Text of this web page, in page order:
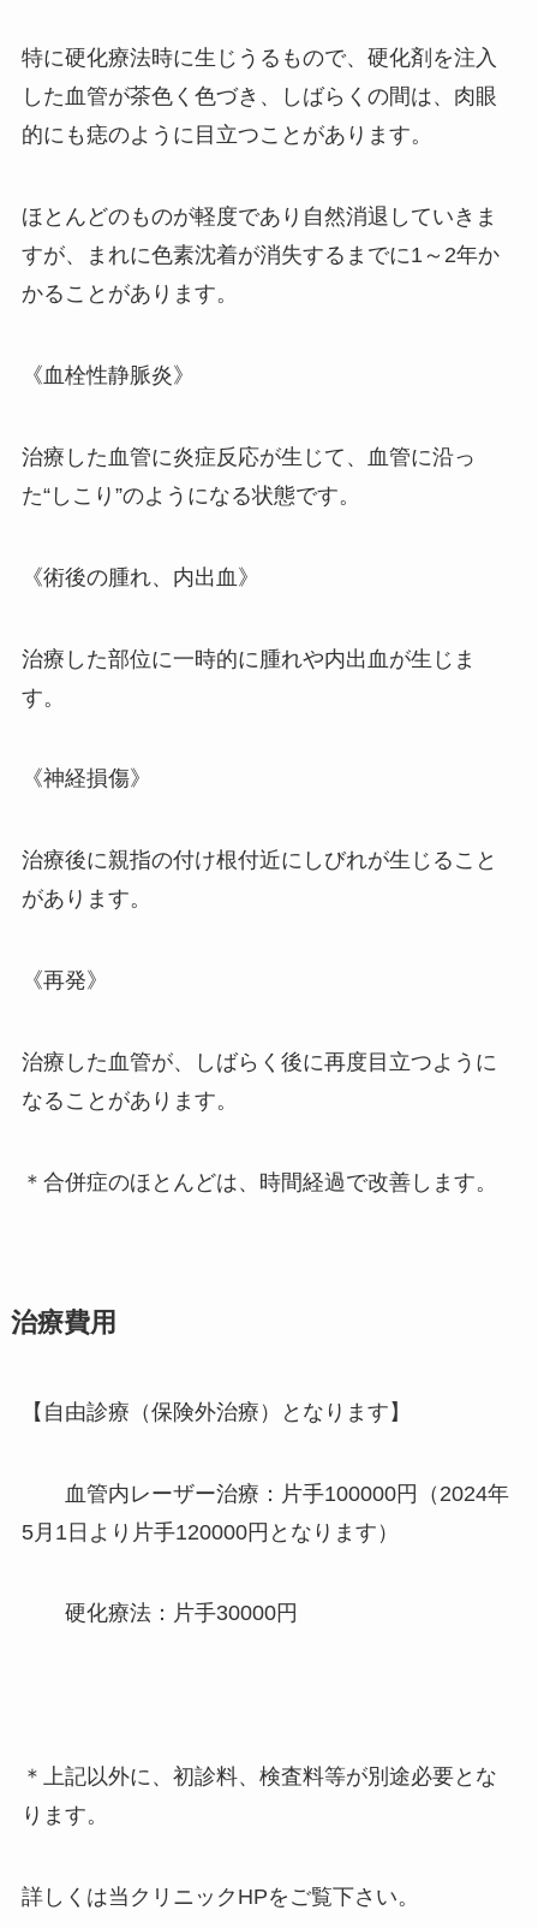
特に硬化療法時に生じうるもので、硬化剤を注入
した血管が茶色く色づき、しばらくの間は、肉眼
的にも痣のように目立つことがあります。
ほとんどのものが軽度であり自然消退していきま
すが、まれに色素沈着が消失するまでに1～2年か
かることがあります。
《血栓性静脈炎》
治療した血管に炎症反応が生じて、血管に沿っ
た“しこり”のようになる状態です。
《術後の腫れ、内出血》
治療した部位に一時的に腫れや内出血が生じま
す。
《神経損傷》
治療後に親指の付け根付近にしびれが生じること
があります。
《再発》
治療した血管が、しばらく後に再度目立つように
なることがあります。
＊合併症のほとんどは、時間経過で改善します。
治療費用
【自由診療（保険外治療）となります】
血管内レーザー治療：片手100000円（2024年
5月1日より片手120000円となります）
硬化療法：片手30000円
＊上記以外に、初診料、検査料等が別途必要とな
ります。
詳しくは当クリニックHPをご覧下さい。